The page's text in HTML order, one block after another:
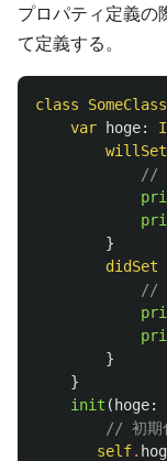
プロパティ定義の
て定義する。
class SomeClass
var
hoge:
willSet
//
}
didSet
//
}
}
init ( hoge:
// 初期
self.